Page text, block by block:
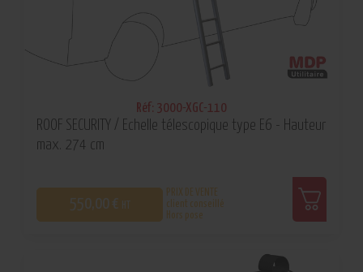
Réf: 3000-XGC-110
ROOF SECURITY / Echelle télescopique type E6 - Hauteur
max. 274 cm
550,00 € HT
PRIX DE VENTE
client conseillé
Hors pose